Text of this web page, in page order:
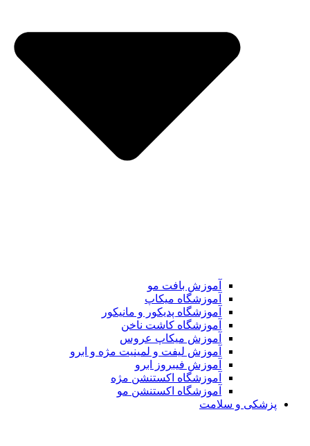
آموزش بافت مو
آموزشگاه میکاپ
آموزشگاه پدیکور و مانیکور
آموزشگاه کاشت ناخن
آموزش میکاپ عروس
آموزش لیفت و لمینیت مژه و ابرو
آموزش فیبروز ابرو
آموزشگاه اکستنشن مژه
آموزشگاه اکستنشن مو
پزشکی و سلامت